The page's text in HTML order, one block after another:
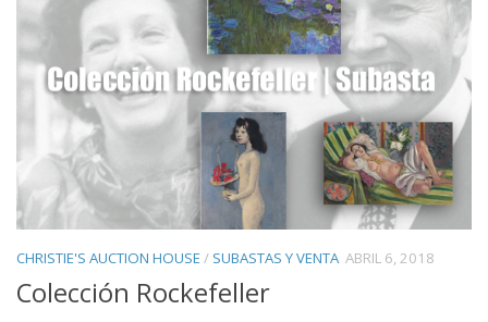
CHRISTIE'S AUCTION HOUSE / SUBASTAS Y VENTA ABRIL 6, 2018
Colección Rockefeller